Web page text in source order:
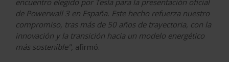
de Powerwall 3 en España. Este hecho refuerza nuestro
compromiso, tras más de 50 años de trayectoria, con la
innovación y la transición hacia un modelo energético
más sostenible", afirmó.